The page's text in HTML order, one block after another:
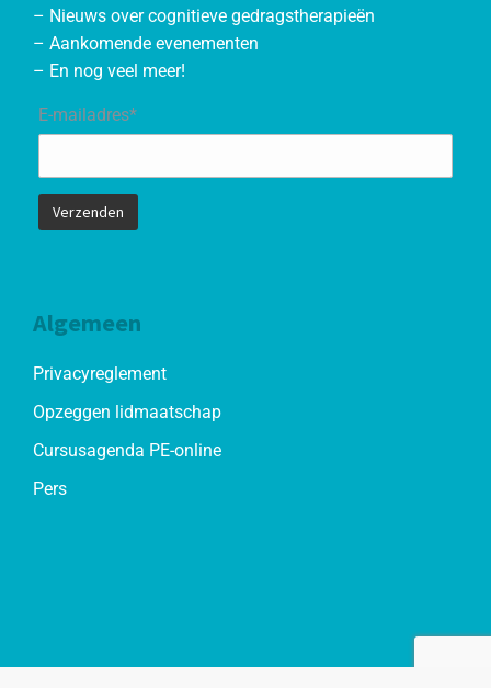
– Nieuws over cognitieve gedragstherapieën
– Aankomende evenementen
– En nog veel meer!
E-mailadres*
Algemeen
Privacyreglement
Opzeggen lidmaatschap
Cursusagenda PE-online
Pers